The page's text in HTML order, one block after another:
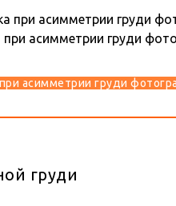
асимметрии груди
груди